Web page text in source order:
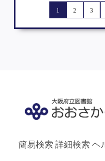
histologischen
Untersuchungen
1 2 3
簡易検索 詳細検索 ヘ